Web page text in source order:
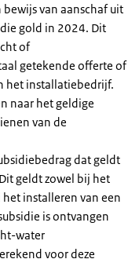
van aanschaf uit
gold in 2024. Dit
of
getekende offerte of
het installatiebedrijf.
naar het geldige
van de
dat geldt
geldt zowel bij het
installeren van een
is ontvangen
water
voor deze